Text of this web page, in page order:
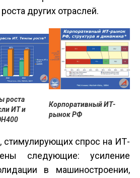
других отраслей.
роста
ИТ и
Корпоративный ИТ-
рынок РФ
стимулирующих спрос на ИТ-
следующие: усиление
в машиностро­ении,